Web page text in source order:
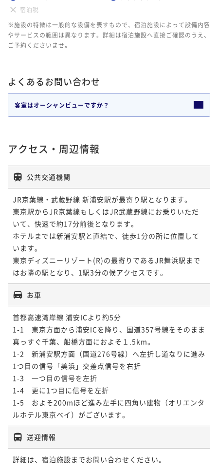
宿泊税
※施設の特徴は一般的な設備を表すもので、宿泊施設によって設備内容
やサービスの範囲は異なります。詳細は宿泊施設へ直接ご確認のうえ、
ご予約くださいませ。
よくあるお問い合わせ
客室はオーシャンビューですか？
アクセス・周辺情報
公共交通機関
JR京葉線・武蔵野線 新浦安駅が最寄り駅となります。
東京駅からJR京葉線もしくはJR武蔵野線にお乗りいただ
いて、快速で約17分前後となります。
ホテルまでは新浦安駅と直結で、徒歩1分の所に位置して
います。
東京ディズニーリゾート(R)の最寄りであるJR舞浜駅まで
はお隣の駅となり、1駅3分の候アクセスです。
お車
首都高速湾岸線 浦安ICより約5分
1-1　東京方面から浦安ICを降り、国道357号線をそのまま
真っすぐ千葉、船橋方面におよそ１.5km。
1-2　新浦安駅方面（国道276号線）へ左折し道なりに進み
1つ目の信号「美浜」交差点信号を右折
1-3　一つ目の信号を左折
1-4　更に1つ目に信号を左折
1-5　およそ200mほど進み左手に四角い建物（オリエンタ
送迎情報
詳細は、宿泊施設までお問い合わせください。